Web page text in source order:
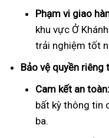
Phạm vi giao
khu vực Ở
trải nghiệm tốt
Bảo vệ quyền
Cam kết an toàn:
bất kỳ thông tin
ba.